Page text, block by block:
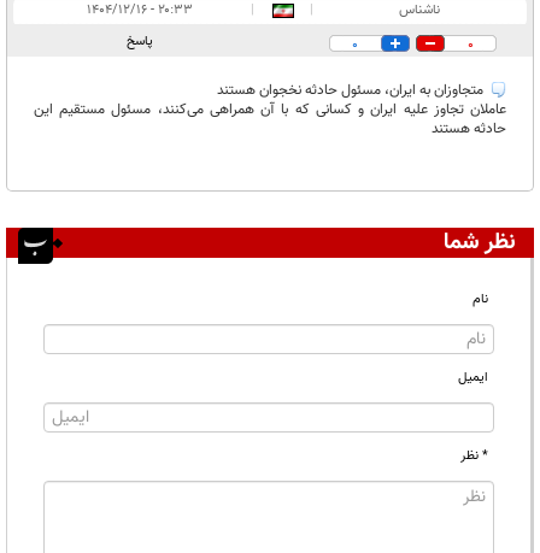
ناشناس |
|
۲۰:۳۳ - ۱۴۰۴/۱۲/۱۶
0
0 پاسخ
متجاوزان به ایران، مسئول حادثه نخجوان هستند
عاملان تجاوز علیه ایران و کسانی که با آن همراهی می‌کنند، مسئول مستقیم این
حادثه هستند
نظر شما
نام
ایمیل
* نظر